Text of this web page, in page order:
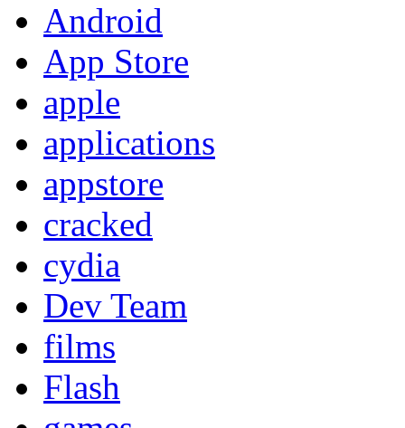
Android
App Store
apple
applications
appstore
cracked
cydia
Dev Team
films
Flash